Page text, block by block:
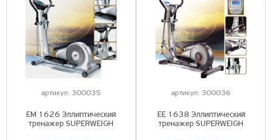
артикул: 300035
EМ 1626 Эллиптический
тренажер SUPERWEIGH
артикул: 300036
EE 1638 Эллиптический
тренажер SUPERWEIGH